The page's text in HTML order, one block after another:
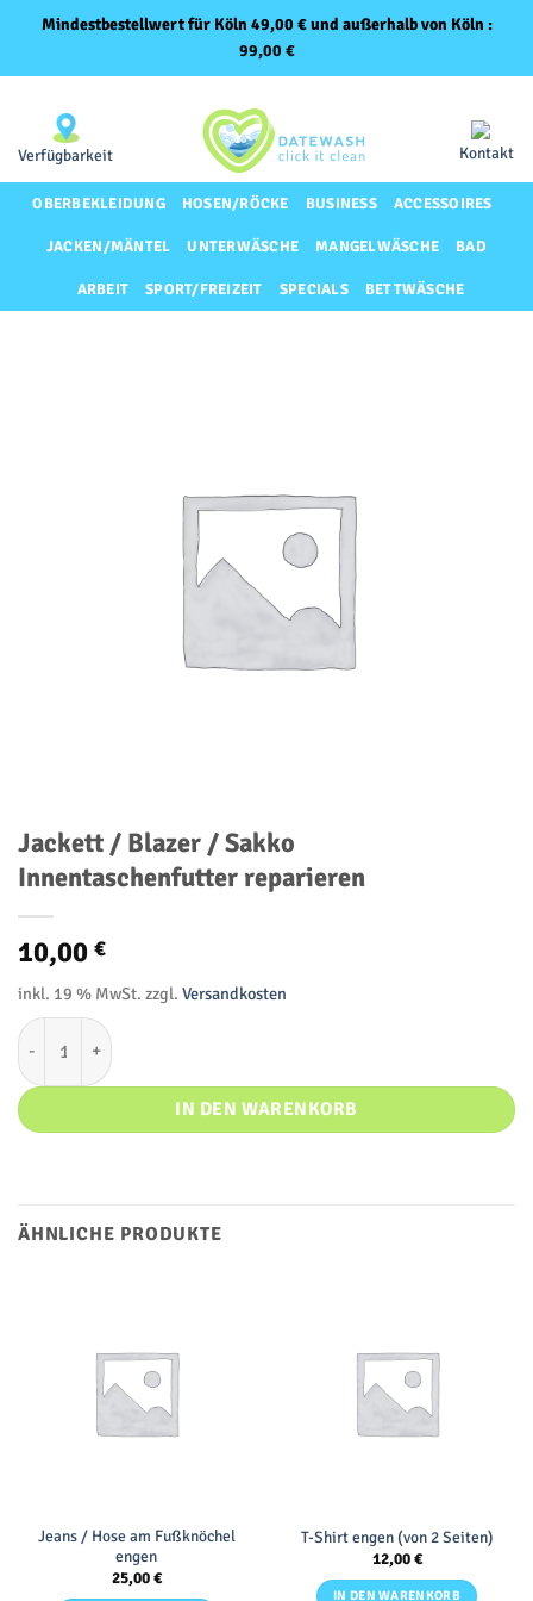
Mindestbestellwert für Köln 49,00 € und außerhalb von Köln :
99,00 €
springen
Verfügbarkeit Kontakt
OBERBEKLEIDUNG HOSEN/RÖCKE BUSINESS ACCESSOIRES
JACKEN/MÄNTEL UNTERWÄSCHE MANGELWÄSCHE BAD
ARBEIT SPORT/FREIZEIT SPECIALS BETTWÄSCHE
Jackett / Blazer / Sakko
Innentaschenfutter reparieren
10,00 €
inkl. 19 % MwSt. zzgl. Versandkosten
Jackett / Blazer / Sakko Innentaschenfutter reparieren Menge
IN DEN WARENKORB
ÄHNLICHE PRODUKTE
Jeans / Hose am Fußknöchel
engen
25,00€
T-Shirt engen (von 2 Seiten)
12,00€
IN DEN WARENKORB